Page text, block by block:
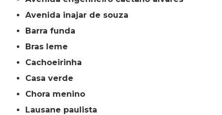
avenida inajar de souza
barra funda
bras leme
cachoeirinha
casa verde
chora menino
lausane paulista